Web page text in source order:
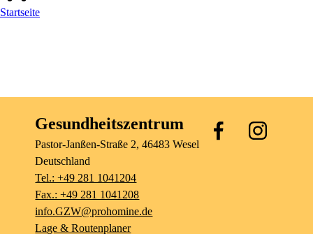
Startseite
Gesundheitszentrum
Pastor-Janßen-Straße 2, 46483Wesel
Deutschland
Tel.: +49 281 1041204
Fax.: +49 281 1041208
info.GZW@prohomine.de
Lage & Routenplaner